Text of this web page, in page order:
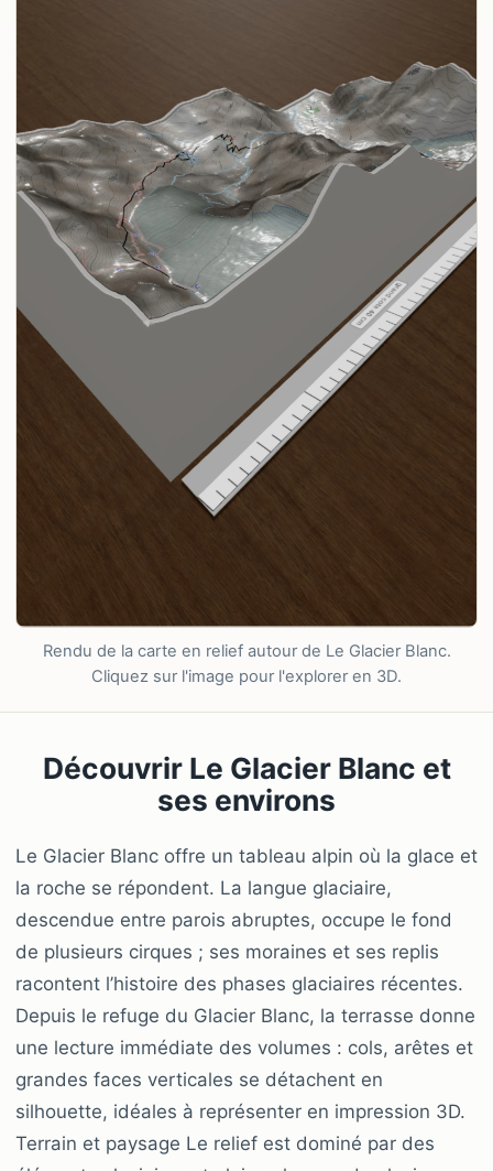
Rendu de la carte en relief autour de Le Glacier Blanc.
Cliquez sur l'image pour l'explorer en 3D.
Découvrir Le Glacier Blanc et
ses environs
Le Glacier Blanc offre un tableau alpin où la glace et
la roche se répondent. La langue glaciaire,
descendue entre parois abruptes, occupe le fond
de plusieurs cirques ; ses moraines et ses replis
racontent l’histoire des phases glaciaires récentes.
Depuis le refuge du Glacier Blanc, la terrasse donne
une lecture immédiate des volumes : cols, arêtes et
grandes faces verticales se détachent en
silhouette, idéales à représenter en impression 3D.
Terrain et paysage Le relief est dominé par des